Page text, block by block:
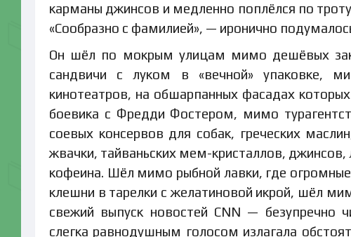
карманы джинсов и медленно поплёлся по
«Сообразно с фамилией», — иронично
Он шёл по мокрым улицам мимо дешёвых
сандвичи с луком в «вечной» упаковке,
кинотеатров, на обшарпанных фасадах
боевика с Фредди Фостером, мимо
соевых консервов для собак, греческих
жвачки, тайваньских мем-кристаллов, джинсов,
кофеина. Шёл мимо рыбной лавки, где огромные
клешни в тарелки с желатиновой икрой, шёл
свежий выпуск новостей CNN — безупречно
слегка равнодушным голосом излагала